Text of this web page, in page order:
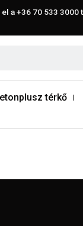
a+36 70 533 3000
térkő